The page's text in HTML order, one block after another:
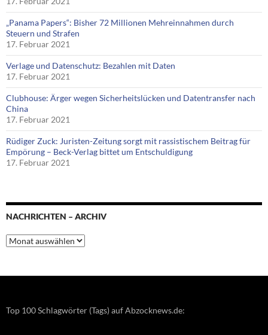
„Panama Papers“: Bisher 72 Millionen Mehreinnahmen durch
Steuern und Strafen
17. Februar 2021
Verlage und Datenschutz: Bezahlen mit Daten
17. Februar 2021
Clubhouse: Ärger wegen Sicherheitslücken und Datentransfer nach
China
17. Februar 2021
Rüdiger Zuck: Juristen-Zeitung sorgt mit rassistischem Beitrag für
Empörung – Beck-Verlag bittet um Entschuldigung
17. Februar 2021
NACHRICHTEN – ARCHIV
Nachrichten
–
Top 100 Schlagwörter (Tags) auf Abzocknews.de: